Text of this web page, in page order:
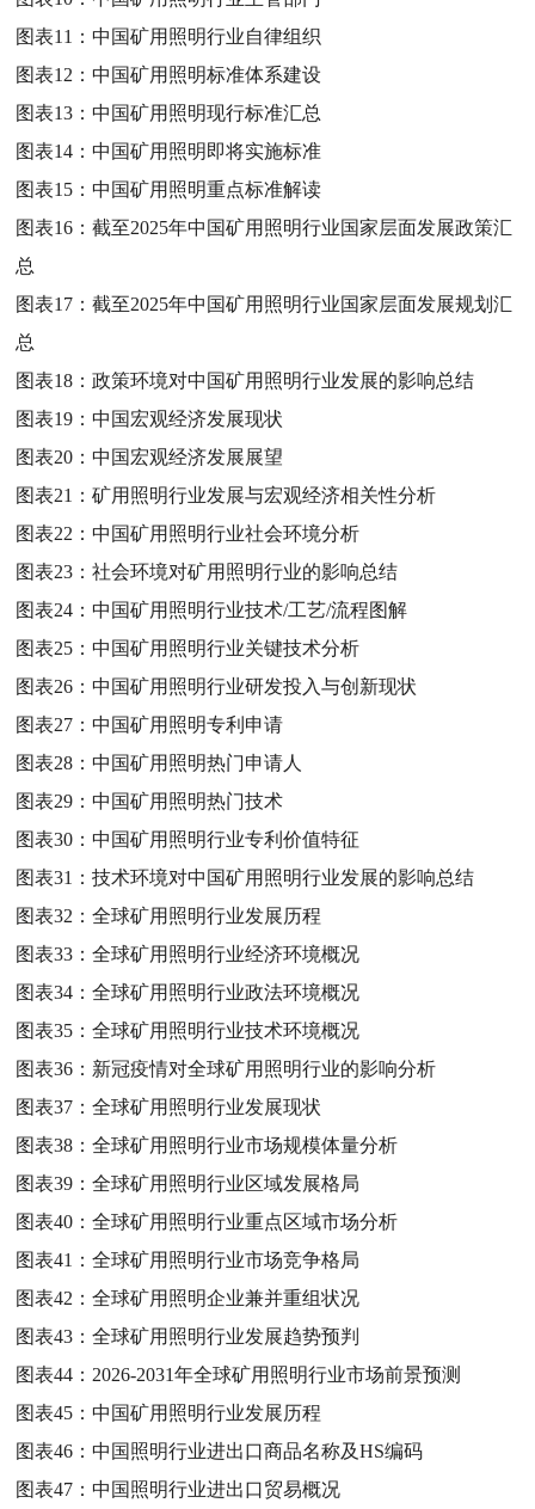
图表11：中国矿用照明行业自律组织
图表12：中国矿用照明标准体系建设
图表13：中国矿用照明现行标准汇总
图表14：中国矿用照明即将实施标准
图表15：中国矿用照明重点标准解读
图表16：截至2025年中国矿用照明行业国家层面发展政策汇
总
图表17：截至2025年中国矿用照明行业国家层面发展规划汇
总
图表18：政策环境对中国矿用照明行业发展的影响总结
图表19：中国宏观经济发展现状
图表20：中国宏观经济发展展望
图表21：矿用照明行业发展与宏观经济相关性分析
图表22：中国矿用照明行业社会环境分析
图表23：社会环境对矿用照明行业的影响总结
图表24：中国矿用照明行业技术/工艺/流程图解
图表25：中国矿用照明行业关键技术分析
图表26：中国矿用照明行业研发投入与创新现状
图表27：中国矿用照明专利申请
图表28：中国矿用照明热门申请人
图表29：中国矿用照明热门技术
图表30：中国矿用照明行业专利价值特征
图表31：技术环境对中国矿用照明行业发展的影响总结
图表32：全球矿用照明行业发展历程
图表33：全球矿用照明行业经济环境概况
图表34：全球矿用照明行业政法环境概况
图表35：全球矿用照明行业技术环境概况
图表36： 新冠疫情对全球矿用照明行业的影响分析
图表37：全球矿用照明行业发展现状
图表38：全球矿用照明行业市场规模体量分析
图表39：全球矿用照明行业区域发展格局
图表40：全球矿用照明行业重点区域市场分析
图表41：全球矿用照明行业市场竞争格局
图表42：全球矿用照明企业兼并重组状况
图表43：全球矿用照明行业发展趋势预判
图表44： 2026-2031年全球矿用照明行业市场前景预测
图表45：中国矿用照明行业发展历程
图表46：中国照明行业进出口商品名称及HS编码
图表47：中国照明行业进出口贸易概况